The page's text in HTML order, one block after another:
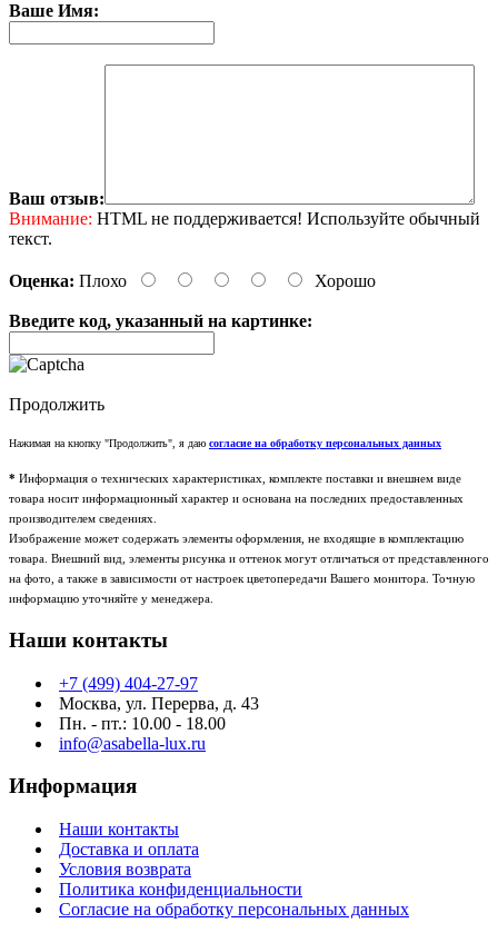
Ваше Имя:
Ваш отзыв:
Внимание: HTML не поддерживается! Используйте обычный
текст.
Оценка: Плохо Хорошо
Введите код, указанный на картинке:
Продолжить
Нажимая на кнопку "Продолжить", я даю согласие на обработку персональных данных
* Информация о технических характеристиках, комплекте поставки и внешнем виде
товара носит информационный характер и основана на последних предоставленных
производителем сведениях.
Изображение может содержать элементы оформления, не входящие в комплектацию
товара. Внешний вид, элементы рисунка и оттенок могут отличаться от представленного
на фото, а также в зависимости от настроек цветопередачи Вашего монитора. Точную
информацию уточняйте у менеджера.
Наши контакты
+7 (499) 404-27-97
Москва, ул. Перерва, д. 43
Пн. - пт.: 10.00 - 18.00
info@asabella-lux.ru
Информация
Наши контакты
Доставка и оплата
Условия возврата
Политика конфиденциальности
Согласие на обработку персональных данных